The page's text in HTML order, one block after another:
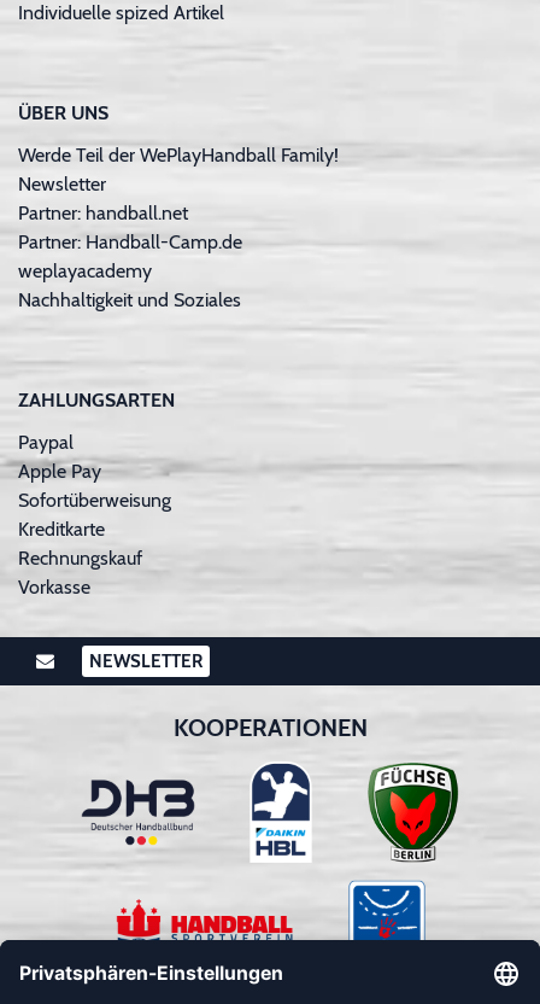
Individuelle spized Artikel
ÜBER UNS
Werde Teil der WePlayHandball Family!
Newsletter
Partner: handball.net
Partner: Handball-Camp.de
weplayacademy
Nachhaltigkeit und Soziales
ZAHLUNGSARTEN
Paypal
Apple Pay
Sofortüberweisung
Kreditkarte
Rechnungskauf
Vorkasse
NEWSLETTER
KOOPERATIONEN